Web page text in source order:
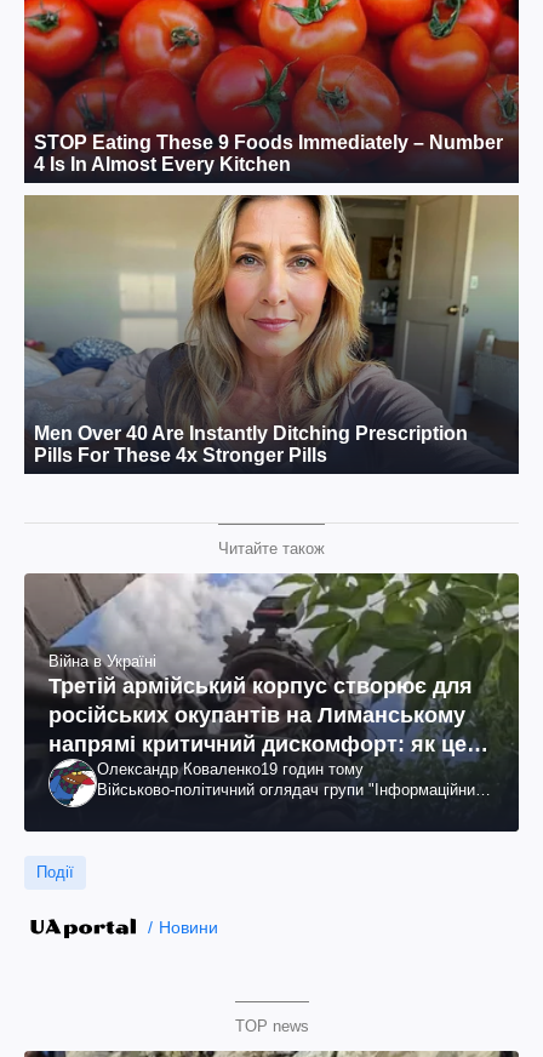
Читайте також
Війна в Україні
Третій армійський корпус створює для
російських окупантів на Лиманському
напрямі критичний дискомфорт: як це
вдалосяОлександр Коваленко19 годин тому
Військово-політичний оглядач групи "Інформаційний
Події
Новини
TOP news